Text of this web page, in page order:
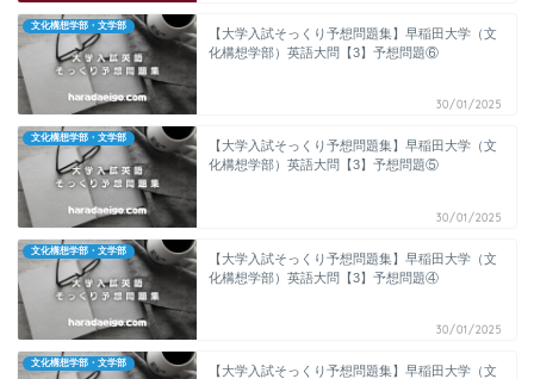
文化構想学部・文学部
【大学入試そっくり予想問題集】早稲田大学（文
化構想学部）英語大問【3】予想問題⑥
30/01/2025
文化構想学部・文学部
【大学入試そっくり予想問題集】早稲田大学（文
化構想学部）英語大問【3】予想問題⑤
30/01/2025
文化構想学部・文学部
【大学入試そっくり予想問題集】早稲田大学（文
化構想学部）英語大問【3】予想問題④
30/01/2025
文化構想学部・文学部
【大学入試そっくり予想問題集】早稲田大学（文